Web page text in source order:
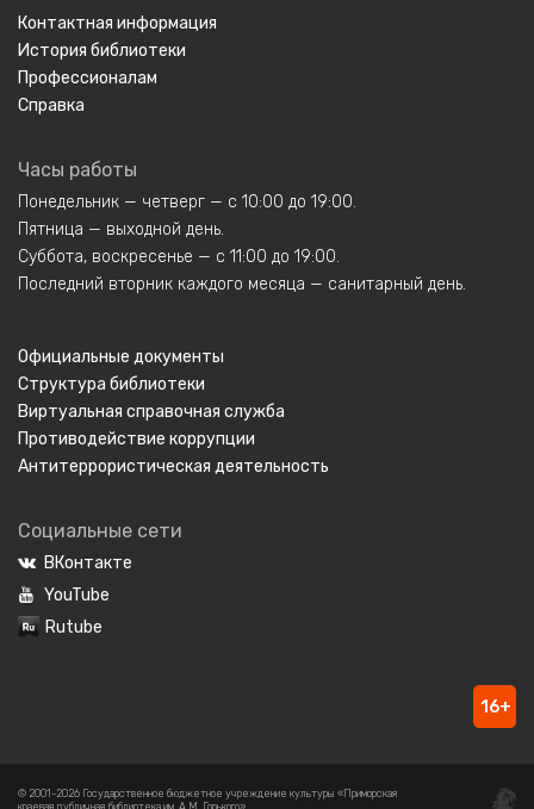
Контактная информация
История библиотеки
Профессионалам
Справка
Часы работы
Понедельник — четверг — с 10:00 до 19:00.
Пятница — выходной день.
Суббота, воскресенье — с 11:00 до 19:00.
Последний вторник каждого месяца — санитарный день.
Официальные документы
Структура библиотеки
Виртуальная справочная служба
Противодействие коррупции
Антитеррористическая деятельность
Социальные сети
ВКонтакте
YouTube
Rutube
16+
© 2001-2026 Государственное бюджетное учреждение культуры «Приморская
краевая публичная библиотека им. А.М. Горького».